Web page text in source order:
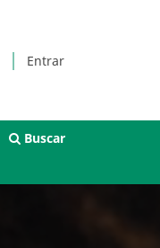
Entrar
Buscar